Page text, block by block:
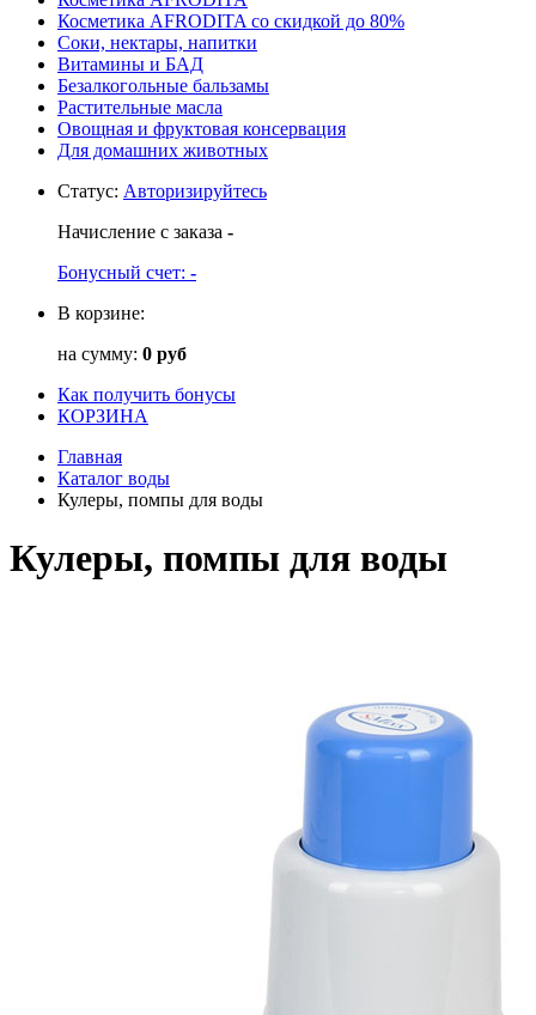
Косметика AFRODITA со скидкой до 80%
Соки, нектары, напитки
Витамины и БАД
Безалкогольные бальзамы
Растительные масла
Овощная и фруктовая консервация
Для домашних животных
Статус: Авторизируйтесь
Начисление с заказа -
Бонусный счет: -
В корзине:
на сумму: 0 руб
Как получить бонусы
КОРЗИНА
Главная
Каталог воды
Кулеры, помпы для воды
Кулеры, помпы для воды